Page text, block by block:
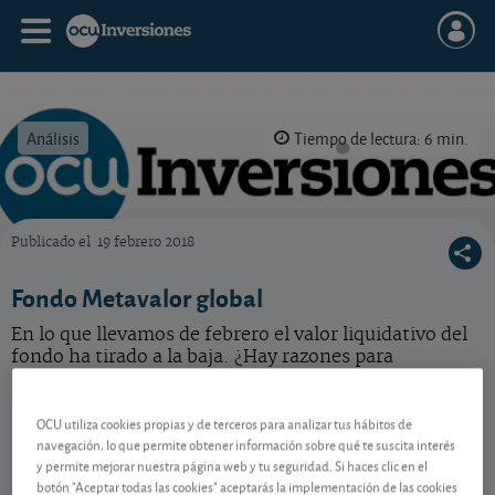
Análisis Tiempo de lectura: 6 min.
Publicado el 19 febrero 2018
Fondo Metavalor global
En lo que llevamos de febrero el valor liquidativo del
fondo ha tirado a la baja. ¿Hay razones para
Metavalor Global
ES0162741005
05/08/2026 Mixtos Globales Flexibles
109,10 EUR
0,6416 EUR (0,59 %)
OCU utiliza cookies propias y de terceros para analizar tus hábitos de
navegación, lo que permite obtener información sobre qué te suscita interés
y permite mejorar nuestra página web y tu seguridad. Si haces clic en el
botón "Aceptar todas las cookies" aceptarás la implementación de las cookies